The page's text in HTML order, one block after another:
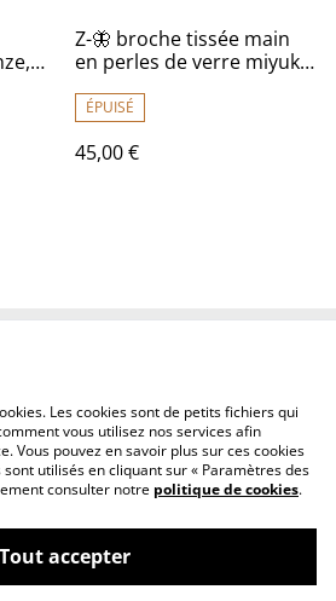
Z-🦋 broche tissée main
en perles de verre miyuki
ÉPUISÉ
45,00 €
Politique de cookies
Les cookies sont de petits fichiers qui
vous utilisez nos services afin
Vous pouvez en savoir plus sur ces cookies
utilisés en cliquant sur « Paramètres des
consulter notre politique de cookies.
Tout accepter